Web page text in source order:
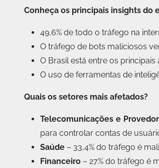
Conheça os principais insights do
49,6% de todo o tráfego na
O tráfego de bots maliciosos
O Brasil está entre os principais
O uso de ferramentas de
Quais os setores mais afetados?
Telecomunicações e
para controlar contas de
Saúde – 33,4% do tráfego é
Financeiro – 27% do tráfego é